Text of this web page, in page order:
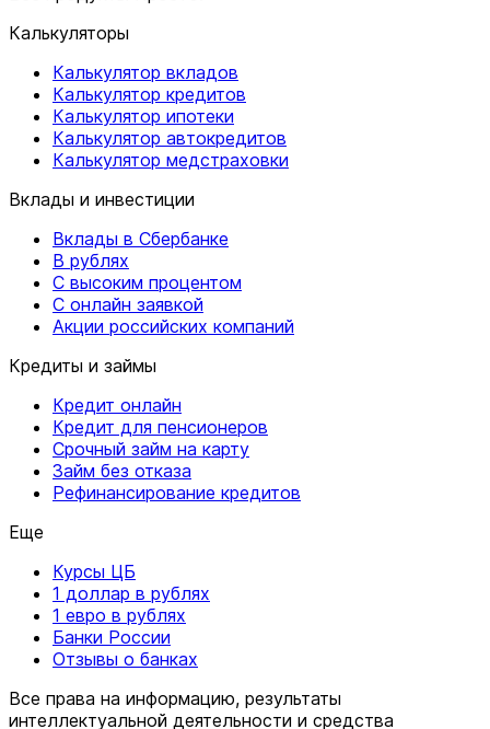
Калькуляторы
Калькулятор вкладов
Калькулятор кредитов
Калькулятор ипотеки
Калькулятор автокредитов
Калькулятор медстраховки
Вклады и инвестиции
Вклады в Сбербанке
В рублях
С высоким процентом
С онлайн заявкой
Акции российских компаний
Кредиты и займы
Кредит онлайн
Кредит для пенсионеров
Срочный займ на карту
Займ без отказа
Рефинансирование кредитов
Еще
Курсы ЦБ
1 доллар в рублях
1 евро в рублях
Банки России
Отзывы о банках
Все права на информацию, результаты
интеллектуальной деятельности и средства